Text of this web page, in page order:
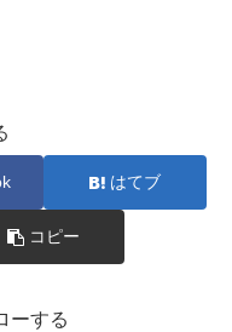
はてブ
コピー
ーする